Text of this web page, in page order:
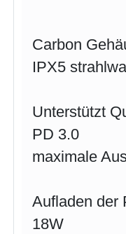
Carbon
IPX5
Unterstützt
PD 3.0
maximale
Aufladen der
18W